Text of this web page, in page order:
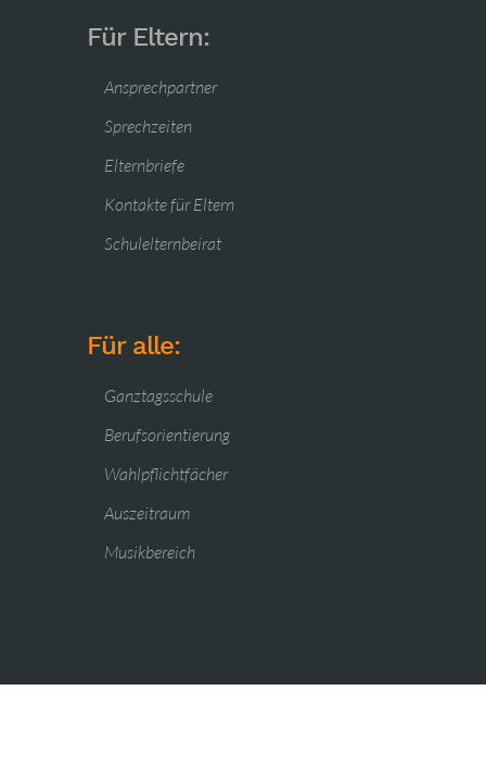
Für Eltern:
Ansprechpartner
Sprechzeiten
Elternbriefe
Kontakte für Eltern
Schulelternbeirat
Für alle:
Ganztagsschule
Berufsorientierung
Wahlpflichtfächer
Auszeitraum
Musikbereich